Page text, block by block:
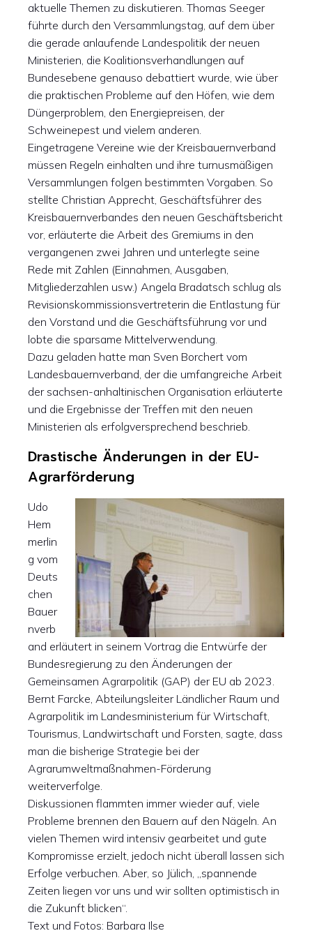
aktuelle Themen zu diskutieren. Thomas Seeger
führte durch den Versammlungstag, auf dem über
die gerade anlaufende Landespolitik der neuen
Ministerien, die Koalitionsverhandlungen auf
Bundesebene genauso debattiert wurde, wie über
die praktischen Probleme auf den Höfen, wie dem
Düngerproblem, den Energiepreisen, der
Schweinepest und vielem anderen.
Eingetragene Vereine wie der Kreisbauernverband
müssen Regeln einhalten und ihre turnusmäßigen
Versammlungen folgen bestimmten Vorgaben. So
stellte Christian Apprecht, Geschäftsführer des
Kreisbauernverbandes den neuen Geschäftsbericht
vor, erläuterte die Arbeit des Gremiums in den
vergangenen zwei Jahren und unterlegte seine
Rede mit Zahlen (Einnahmen, Ausgaben,
Mitgliederzahlen usw.) Angela Bradatsch schlug als
Revisionskommissionsvertreterin die Entlastung für
den Vorstand und die Geschäftsführung vor und
lobte die sparsame Mittelverwendung.
Dazu geladen hatte man Sven Borchert vom
Landesbauernverband, der die umfangreiche Arbeit
der sachsen-anhaltinischen Organisation erläuterte
und die Ergebnisse der Treffen mit den neuen
Ministerien als erfolgversprechend beschrieb.
Drastische Änderungen in der EU-
Agrarförderung
Udo
Hem
merlin
g vom
Deuts
chen
Bauer
nverb
and erläutert in seinem Vortrag die Entwürfe der
Bundesregierung zu den Änderungen der
Gemeinsamen Agrarpolitik (GAP) der EU ab 2023.
Bernt Farcke, Abteilungsleiter Ländlicher Raum und
Agrarpolitik im Landesministerium für Wirtschaft,
Tourismus, Landwirtschaft und Forsten, sagte, dass
man die bisherige Strategie bei der
Agrarumweltmaßnahmen-Förderung
weiterverfolge.
Diskussionen flammten immer wieder auf, viele
Probleme brennen den Bauern auf den Nägeln. An
vielen Themen wird intensiv gearbeitet und gute
Kompromisse erzielt, jedoch nicht überall lassen sich
Erfolge verbuchen. Aber, so Jülich, „spannende
Zeiten liegen vor uns und wir sollten optimistisch in
die Zukunft blicken“.
Text und Fotos: Barbara Ilse